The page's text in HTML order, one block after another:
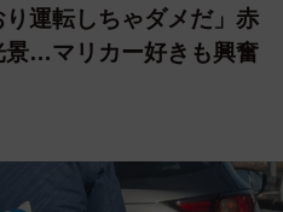
り運転しちゃダメだ」赤
景…マリカー好きも興奮